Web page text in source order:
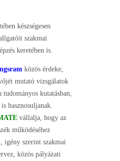
készségesen
szakmai
keretében is.
közös érdeke,
mutató vizsgálatok
tudományos kutatásban,
hasznosuljanak.
vállalja, hogy az
működéséhez
igény szerint szakmai
közös pályázati